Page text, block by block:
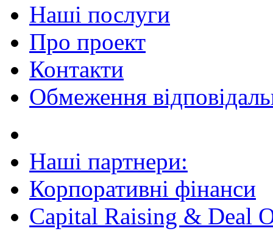
Наші послуги
Про проект
Контакти
Обмеження
Наші партнери:
Корпоративні фінанси
Capital Raising & Deal